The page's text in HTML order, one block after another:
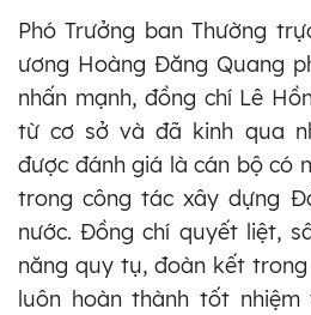
Phó Trưởng ban Thường
ương Hoàng Đăng Quang
nhấn mạnh, đồng chí Lê
từ cơ sở và đã kinh qua
được đánh giá là cán bộ có
trong công tác xây dựng
nước. Đồng chí quyết liệt,
năng quy tụ, đoàn kết
luôn hoàn thành tốt